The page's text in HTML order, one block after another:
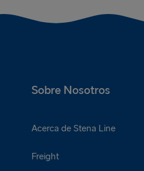
Sobre Nosotros
Acerca de Stena Line
Freight